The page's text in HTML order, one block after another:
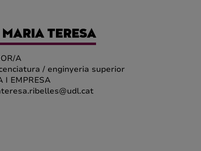
TERESA
A
/ enginyeria superior
I EMPRESA